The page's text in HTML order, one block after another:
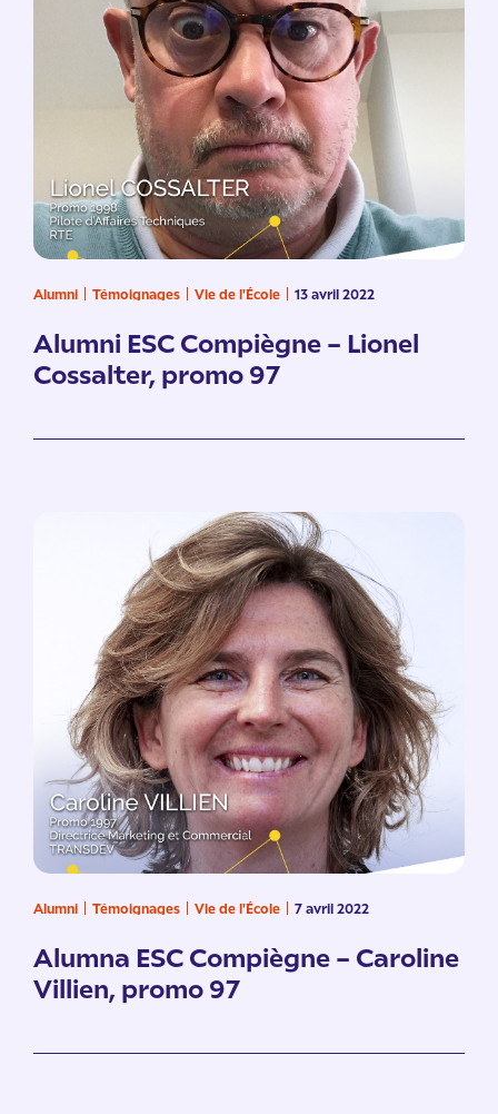
Alumni Témoignages Vie de l'École 13 avril 2022
Alumni ESC Compiègne – Lionel
Cossalter, promo 97
Alumni Témoignages Vie de l'École 7 avril 2022
Alumna ESC Compiègne – Caroline
Villien, promo 97